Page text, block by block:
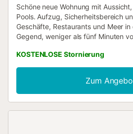
Schöne neue Wohnung mit
Pools. Aufzug, Sicherheitsbereich
Geschäfte, Restaurants und Meer
Gegend, weniger als fünf Minuten
Villamartin und Las Colinas
Minuten. Alle Golfplätze sind
Clubhäuser, Restaurants, Paddle-
KOSTENLOSE Stornierung
Zum